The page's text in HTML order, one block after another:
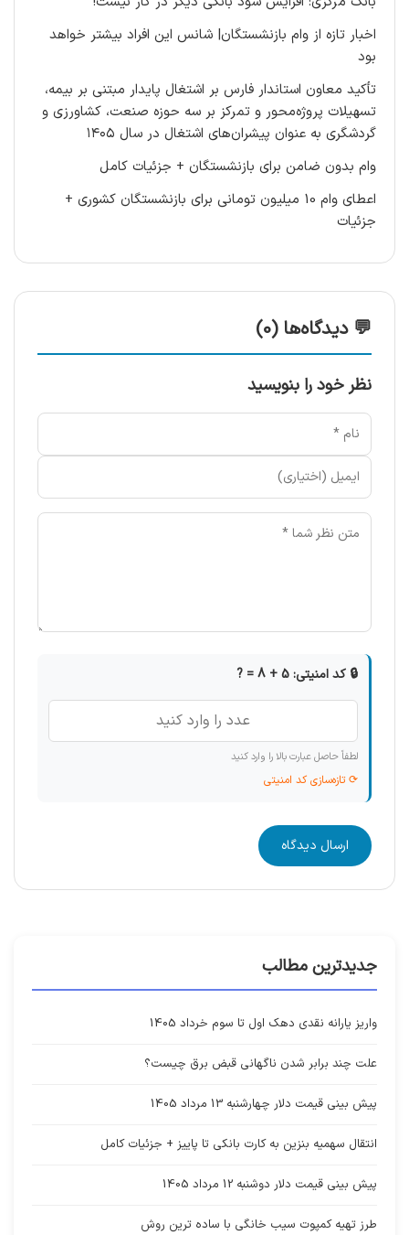
اخبار تازه از وام بازنشستگان| شانس این افراد بیشتر خواهد
بود
تأکید معاون استاندار فارس بر اشتغال پایدار مبتنی بر بیمه،
تسهیلات پروژه‌محور و تمرکز بر سه حوزه صنعت، کشاورزی و
گردشگری به عنوان پیشران‌های اشتغال در سال ۱۴۰۵
وام بدون ضامن برای بازنشستگان + جزئیات کامل
اعطای وام 10 میلیون تومانی برای بازنشستگان کشوری +
جزئیات
💬 دیدگاه‌ها (0)
نظر خود را بنویسید
🔒 کد امنیتی: 5 + 8 = ?
لطفاً حاصل عبارت بالا را وارد کنید
⟳ تازه‌سازی کد امنیتی
ارسال دیدگاه
جدیدترین مطالب
واریز یارانه نقدی دهک اول تا سوم خرداد 1405
علت چند برابر شدن ناگهانی قبض برق چیست؟
پیش بینی قیمت دلار چهارشنبه 13 مرداد 1405
انتقال سهمیه بنزین به کارت بانکی تا پاییز + جزئیات کامل
پیش بینی قیمت دلار دوشنبه 12 مرداد 1405
طرز تهیه کمپوت سیب خانگی با ساده ترین روش